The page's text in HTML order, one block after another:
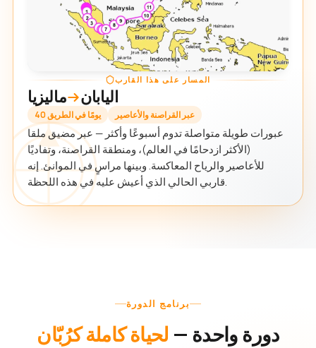
المسار على هذا القارب
ماليزيا اليابان
40 يومًا في الطريق عبر القراصنة والأعاصير
عبورات طويلة متواصلة تدوم أسبوعًا وأكثر — عبر مضيق ملقا
(الأكثر ازدحامًا في العالم)، ومنطقة القراصنة، وتفاديًا
للأعاصير والرياح المعاكسة. وبينها مراسٍ في الموانئ. إنه
قاربي الحالي الذي أعيش عليه في هذه اللحظة.
برنامج الدورة
دورة واحدة — لحياة كاملة كرُبّان